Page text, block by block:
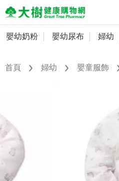
嬰幼奶粉
嬰幼尿布
保健／營養品
醫材用品
成人照護
抗菌 尿布 大樹獨家 益生菌
會員資料及密碼修改
常用收件人清單
收藏清單
紅利點數查詢
購物金查詢
嬰幼奶粉 嬰幼尿布 婦幼
首頁 婦幼 嬰童服飾